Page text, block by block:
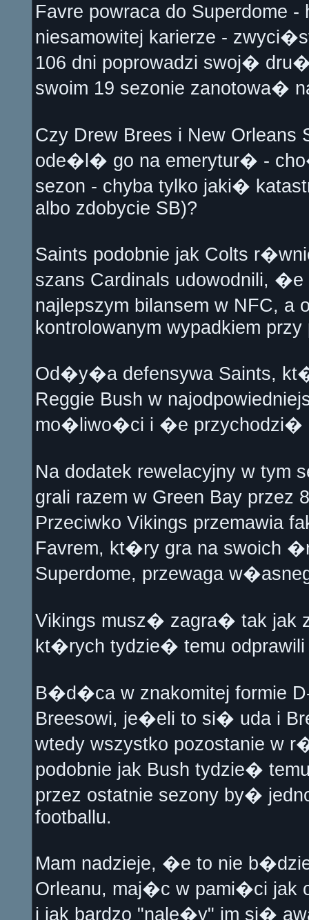
Favre powraca do
niesamowitej karierze -
106 dni poprowadzi swoj�
swoim 19 sezonie zanotowa�
Czy Drew Brees i New
ode�l� go na emerytur� -
sezon - chyba tylko jaki�
albo zdobycie SB)?
Saints podobnie jak Colts
szans Cardinals udowodnili,
najlepszym bilansem w NFC, a
kontrolowanym wypadkiem przy
Od�y�a defensywa Saints,
Reggie Bush w
mo�liwo�ci i �e przychodzi�
Na dodatek rewelacyjny w tym
grali razem w Green Bay
Przeciwko Vikings przemawia
Favrem, kt�ry gra na swoich
Superdome, przewaga
Vikings musz� zagra� tak jak
kt�rych tydzie� temu odprawili
B�d�ca w znakomitej formie
Breesowi, je�eli to si� uda i
wtedy wszystko pozostanie w
podobnie jak Bush tydzie�
przez ostatnie sezony by�
footballu.
Mam nadzieje, �e to nie
Orleanu, maj�c w pami�ci
i jak bardzo "nale�y" im si�